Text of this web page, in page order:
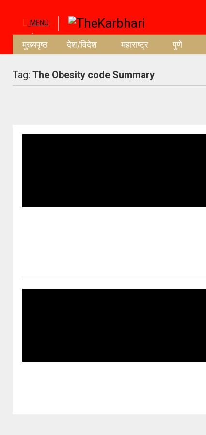
MENU
मुख्यपृष्ठ देश/विदेश महाराष्ट्र पुणे
Tag:The Obesity code Summary